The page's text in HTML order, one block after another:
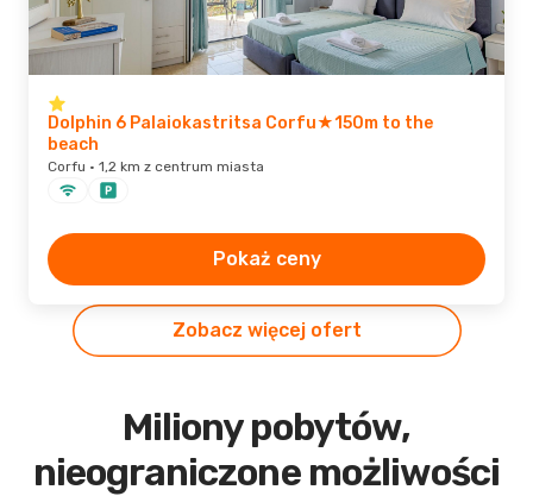
Dolphin 6 Palaiokastritsa Corfu★150m to the
beach
Corfu · 1,2 km z centrum miasta
Pokaż ceny
Zobacz więcej ofert
Miliony pobytów,
nieograniczone możliwości